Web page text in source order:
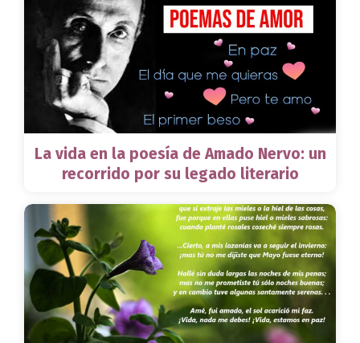
La vida en la poesía de Amado Nervo: un
recorrido por su legado literario